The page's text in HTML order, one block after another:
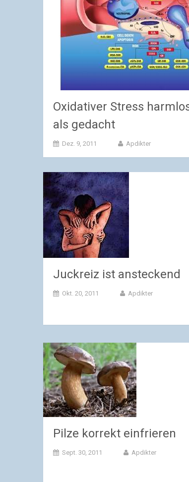
Oxidativer Stress
als gedacht
Dez. 9, 2011 Apdikter
Juckreiz ist ansteckend
Okt. 20, 2011 Apdikter
Pilze korrekt einfrieren
Sept. 30, 2011 Apdikter